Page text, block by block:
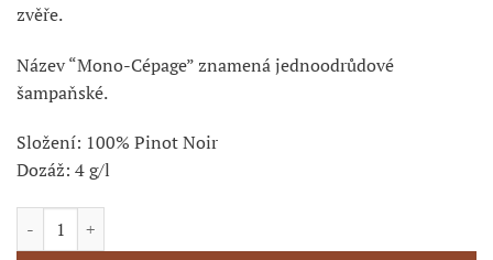
zvěře.
Název “Mono-Cépage” znamená jednoodrůdové
šampaňské.
Složení: 100% Pinot Noir
Dozáž: 4 g/l
CHAMPAGNE Decotte Augé - RÉSERVE množství